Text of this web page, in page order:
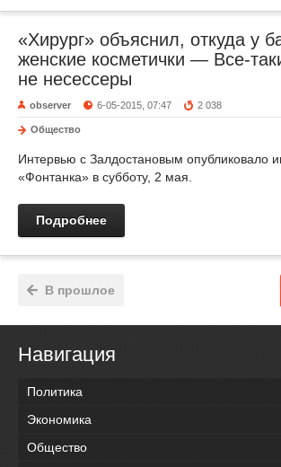
«Хирург» объяснил, откуда у
женские косметички — Все-
не несессеры
observer 6-05-2015, 07:47 2 038
Общество
Интервью с Залдостановым опубликовало
«Фонтанка» в субботу, 2 мая.
Подробнее
В прошлое
Навигация
Политика
Экономика
Общество